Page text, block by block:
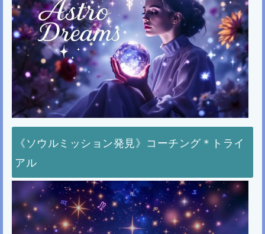
《ソウルミッション発見》コーチング＊トライ
アル